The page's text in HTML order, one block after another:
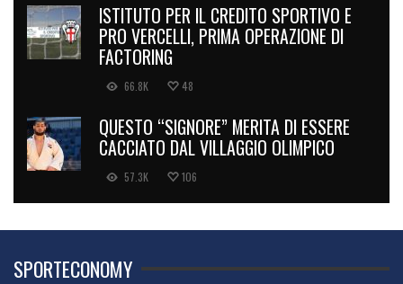
ISTITUTO PER IL CREDITO SPORTIVO E
PRO VERCELLI, PRIMA OPERAZIONE DI
FACTORING
66.8K 48
QUESTO “SIGNORE” MERITA DI ESSERE
CACCIATO DAL VILLAGGIO OLIMPICO
57.3K 106
SPORTECONOMY